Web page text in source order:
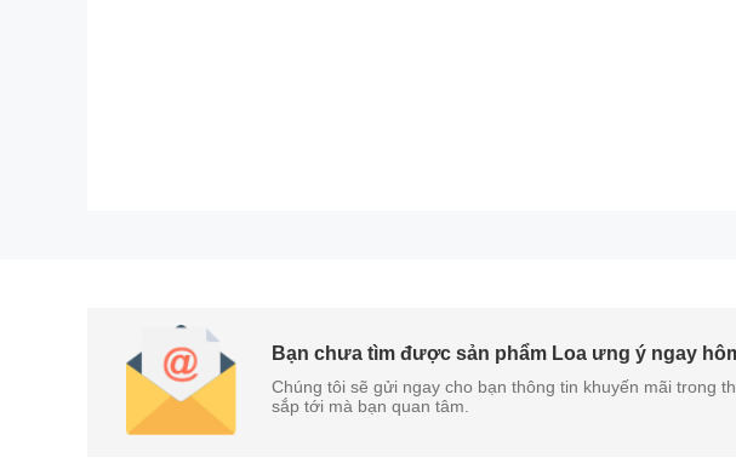
Bạn chưa tìm được sản phẩm Loa ưng ý ngay
Chúng tôi sẽ gửi ngay cho bạn thông tin khuyến mãi trong
sắp tới mà bạn quan tâm.